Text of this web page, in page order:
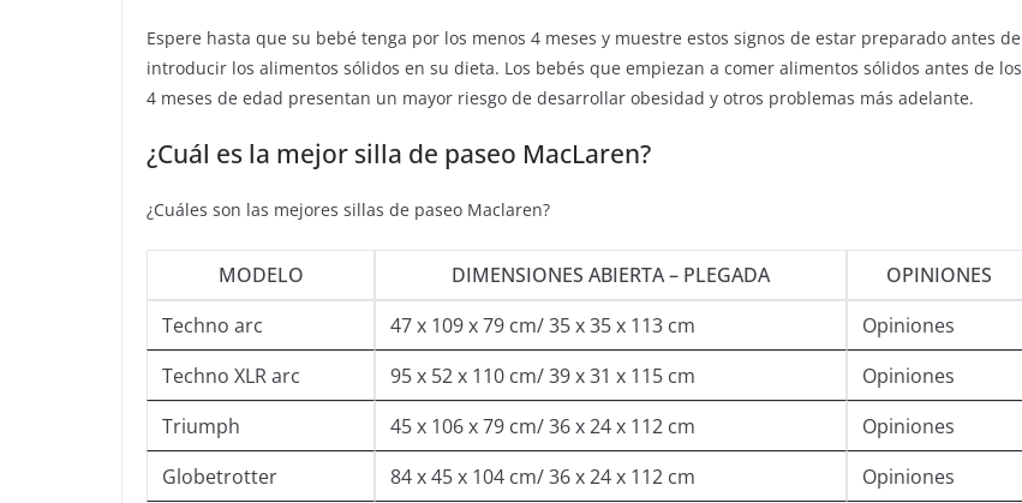
Espere hasta que su bebé tenga por los menos 4 meses y muestre estos signos de estar preparado antes de
introducir los alimentos sólidos en su dieta. Los bebés que empiezan a comer alimentos sólidos antes de los
4 meses de edad presentan un mayor riesgo de desarrollar obesidad y otros problemas más adelante.
¿Cuál es la mejor silla de paseo MacLaren?
¿Cuáles son las mejores sillas de paseo Maclaren?
MODELO DIMENSIONES ABIERTA – PLEGADA
OPINIONES
Techno arc
47 x 109 x 79 cm/ 35 x 35 x 113 cm
Opiniones
Techno XLR arc
95 x 52 x 110 cm/ 39 x 31 x 115 cm
Opiniones
Triumph
45 x 106 x 79 cm/ 36 x 24 x 112 cm
Opiniones
Globetrotter
84 x 45 x 104 cm/ 36 x 24 x 112 cm Opiniones